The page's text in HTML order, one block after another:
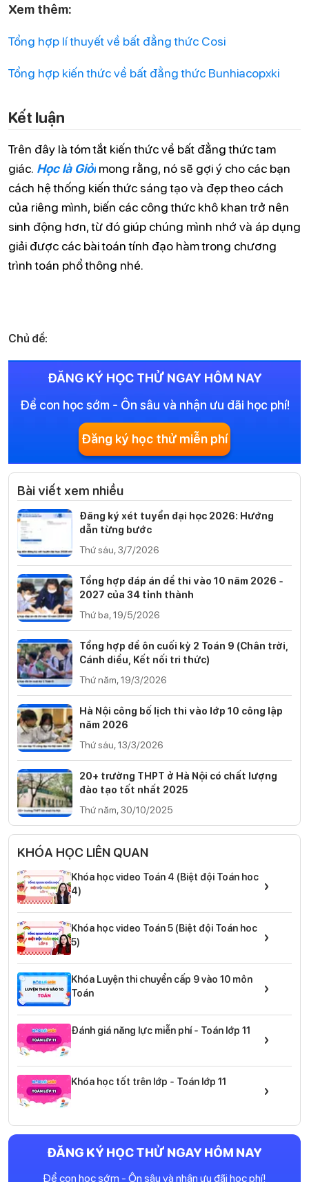
Xem thêm:
Tổng hợp lí thuyết về bất đẳng thức Cosi
Tổng hợp kiến thức về bất đẳng thức Bunhiacopxki
Kết luận
Trên đây là tóm tắt kiến thức về bất đẳng thức tam
giác. Học là Giỏi mong rằng, nó sẽ gợi ý cho các bạn
cách hệ thống kiến thức sáng tạo và đẹp theo cách
của riêng mình, biến các công thức khô khan trở nên
sinh động hơn, từ đó giúp chúng mình nhớ và áp dụng
giải được các bài toán tính đạo hàm trong chương
trình toán phổ thông nhé.
Chủ đề:
ĐĂNG KÝ HỌC THỬ NGAY HÔM NAY
Để con học sớm - Ôn sâu và nhận ưu đãi học phí!
Đăng ký học thử miễn phí
Bài viết xem nhiều
Đăng ký xét tuyển đại học 2026: Hướng
dẫn từng bước
Thứ sáu, 3/7/2026
Tổng hợp đáp án đề thi vào 10 năm 2026 -
2027 của 34 tỉnh thành
Thứ ba, 19/5/2026
Tổng hợp đề ôn cuối kỳ 2 Toán 9 (Chân trời,
Cánh diều, Kết nối tri thức)
Thứ năm, 19/3/2026
Hà Nội công bố lịch thi vào lớp 10 công lập
năm 2026
Thứ sáu, 13/3/2026
20+ trường THPT ở Hà Nội có chất lượng
đào tạo tốt nhất 2025
Thứ năm, 30/10/2025
KHÓA HỌC LIÊN QUAN
Khóa học video Toán 4 (Biệt đội Toán hoc
4)
›
Khóa học video Toán 5 (Biệt đội Toán hoc
5)
›
Khóa Luyện thi chuyển cấp 9 vào 10 môn
Toán
›
Đánh giá năng lực miễn phí - Toán lớp 11 ›
Khóa học tốt trên lớp - Toán lớp 11 ›
ĐĂNG KÝ HỌC THỬ NGAY HÔM NAY
Để con học sớm - Ôn sâu và nhận ưu đãi học phí!